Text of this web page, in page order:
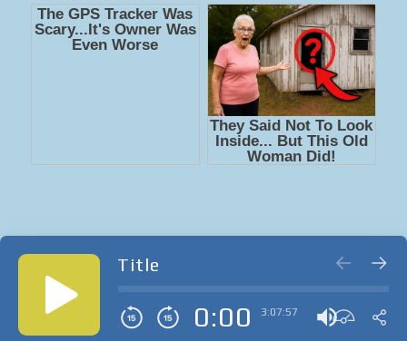
Title
0:00 3:07:57